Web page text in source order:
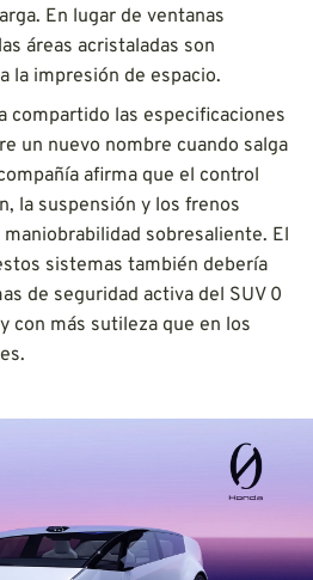
En lugar de ventanas
áreas acristaladas son
la impresión de espacio.
compartido las especificaciones
un nuevo nombre cuando salga
afirma que el control
la suspensión y los frenos
sobresaliente. El
sistemas también debería
de seguridad activa del SUV 0
con más sutileza que en los